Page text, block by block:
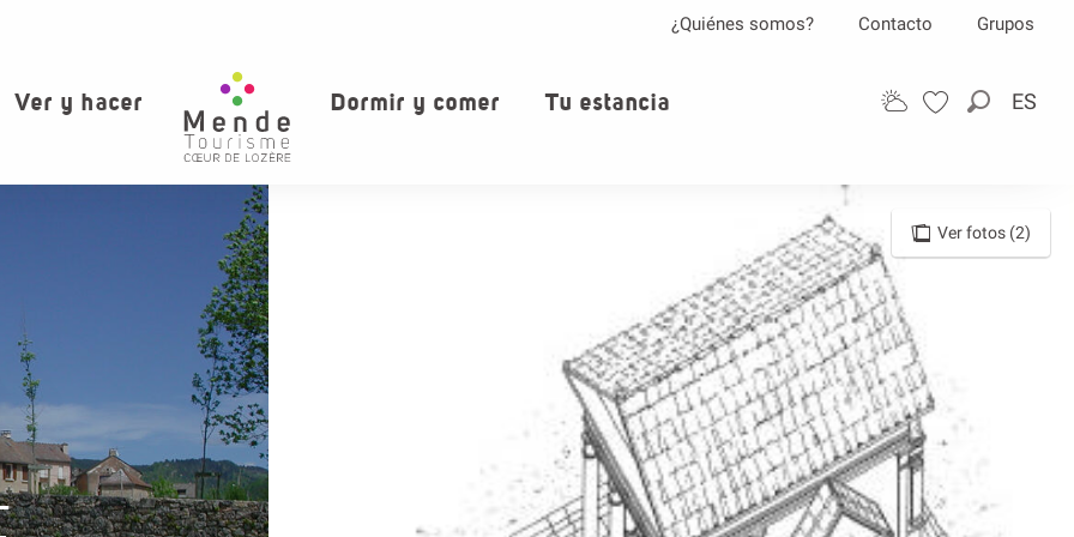
Buscar
ES
¿Quiénes somos? Contacto Grupos
Ver y hacer Dormir y comer Tu estancia
Ver fotos (2)